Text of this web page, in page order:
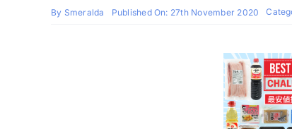
By Smeralda Published On: 27th November 2020